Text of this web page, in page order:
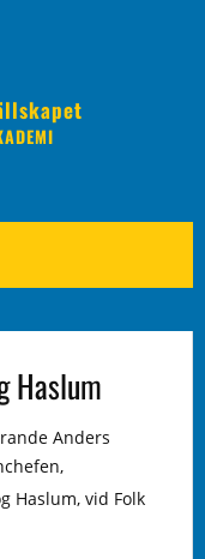
Haslum
Anders
Haslum, vid Folk